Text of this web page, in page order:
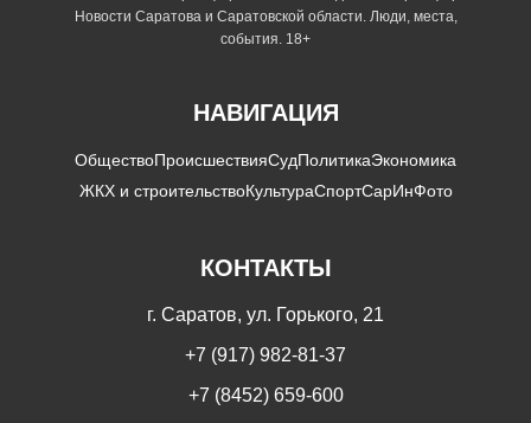
Новости Саратова и Саратовской области. Люди, места,
события. 18+
НАВИГАЦИЯ
ОбществоПроисшествияСудПолитикаЭкономика
ЖКХ и строительствоКультураСпортСарИнФото
КОНТАКТЫ
г. Саратов, ул. Горького, 21
+7 (917) 982-81-37
+7 (8452) 659-600